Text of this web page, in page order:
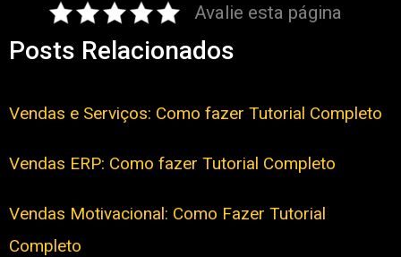
Avalie esta página
Posts Relacionados
Vendas e Serviços: Como fazer Tutorial Completo
Vendas ERP: Como fazer Tutorial Completo
Vendas Motivacional: Como Fazer Tutorial
Completo